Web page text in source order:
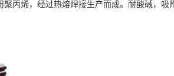
丙烯，经过热熔焊接生产而成。耐酸碱，